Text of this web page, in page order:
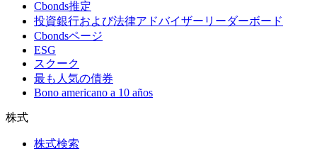
Cbonds推定
投資銀行および法律アドバイザーリーダーボード
Cbondsページ
ESG
スクーク
最も人気の債券
Bono americano a 10 años
株式
株式検索